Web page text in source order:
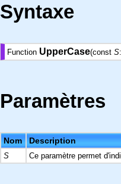
Syntaxe
Function UpperCase(const S:
Paramètres
Nom Description
S Ce paramètre permet